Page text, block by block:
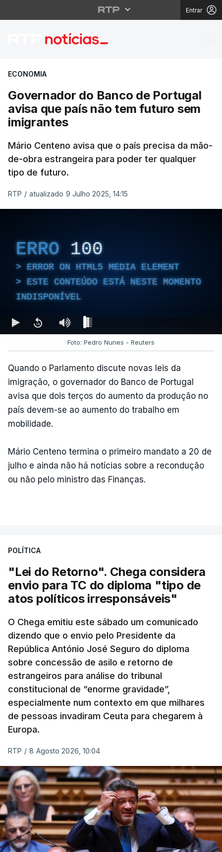
Entrar
Governador do
ECONOMIA
Governador do Banco de Portugal
avisa que país não tem futuro sem
imigrantes
Mário Centeno avisa que o país precisa da mão-
de-obra estrangeira para poder ter qualquer
tipo de futuro.
RTP / atualizado 9 Julho 2025, 14:15
ERRO 100
ERROR ON HTML5 MEDIA ELEMENT
ESTE CONTEÚDO ESTÁ NESTE MOMENTO
INDISPONÍVEL
Foto: Pedro Nunes - Reuters
Quando o Parlamento discute novas leis da
imigração, o governador do Banco de Portugal
avisa que dois terços do aumento da produção no
país devem-se ao aumento do trabalho em
mobilidade.
Mário Centeno termina o primeiro mandato a 20 de
julho e ainda não há notícias sobre a recondução
ou não pelo ministro das Finanças.
POLÍTICA
"Lei do Retorno". Chega considera
envio para TC do diploma "tipo de
atos políticos irresponsáveis"
O Chega emitiu este sábado um comunicado
dizendo que o envio pelo Presidente da
República António José Seguro do diploma
sobre concessão de asilo e retorno de
estrangeiros para análise do tribunal
constitucional de “enorme gravidade”,
especialmente num contexto em que milhares
de pessoas invadiram Ceuta para chegarem à
Europa.
RTP / 8 Agosto 2026, 10:04